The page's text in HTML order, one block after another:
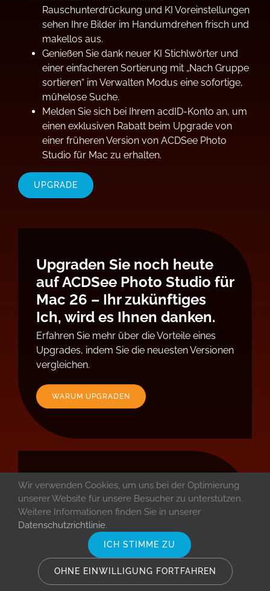
Rauschunterdrückung und KI Voreinstellungen
sehen Ihre Bilder im Handumdrehen frisch und
makellos aus.
Genießen Sie dank neuer KI Stichlwörter und
einer einfacheren Sortierung mit „Nach Gruppe
sortieren“ im Verwalten Modus eine sofortige,
mühelose Suche.
Melden Sie sich bei Ihrem acdID-Konto an, um
einen exklusiven Rabatt beim Upgrade von
einer früheren Version von ACDSee Photo
Studio für Mac zu erhalten.
UPGRADE
Upgraden Sie noch heute
auf ACDSee Photo Studio für
Mac 26 – Ihr zukünftiges
Ich, wird es Ihnen danken.
Erfahren Sie mehr über die Vorteile eines
Upgrades, indem Sie die neuesten Versionen
vergleichen.
WARUM UPGRADEN
Warum ACDSee wählen?
ACDSee entwickelt seit über 30 Jahren
Software, die Ihnen das Leben leichter
macht. Die diesjährige Version von ACDSee
Photo Studio für Mac 26 bildet da keine
Ausnahme.
Wir verwenden Cookies, um uns bei der Optimierung
unserer Website für unsere Besucher zu unterstützen.
Weitere Informationen finden Sie in unserer
Datenschutzrichtlinie.
ICH STIMME ZU
OHNE EINWILLIGUNG FORTFAHREN